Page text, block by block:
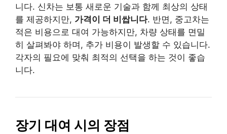
니다. 신차는 보통 새로운 기술과 함께 최상의 상태
를 제공하지만, 가격이 더 비쌉니다. 반면, 중고차는
적은 비용으로 대여 가능하지만, 차량 상태를 면밀
히 살펴봐야 하며, 추가 비용이 발생할 수 있습니다.
각자의 필요에 맞춰 최적의 선택을 하는 것이 좋습
니다.
장기 대여 시의 장점